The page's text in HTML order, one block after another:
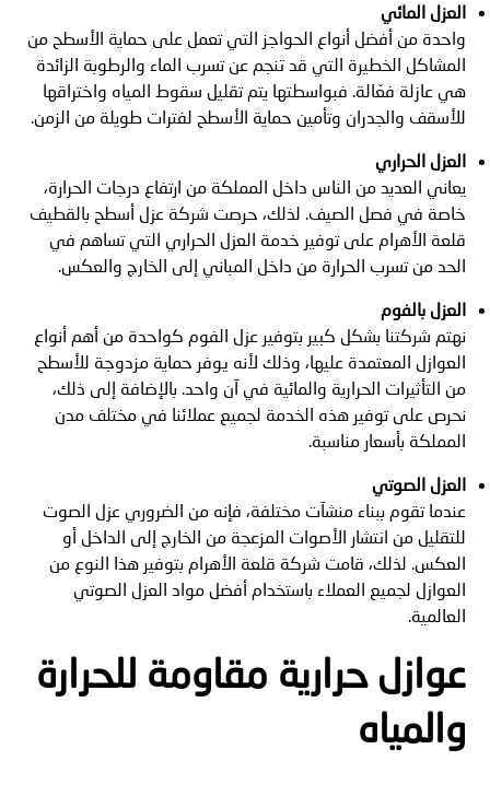
العزل المائي
واحدة من أفضل أنواع الحواجز التي تعمل على حماية الأسطح من
المشاكل الخطيرة التي قد تنجم عن تسرب الماء والرطوبة الزائدة
هي عازلة فعّالة. فبواسطتها يتم تقليل سقوط المياه واختراقها
للأسقف والجدران وتأمين حماية الأسطح لفترات طويلة من الزمن.
العزل الحراري
يعاني العديد من الناس داخل المملكة من ارتفاع درجات الحرارة،
خاصة في فصل الصيف. لذلك، حرصت شركة عزل أسطح بالقطيف
قلعة الأهرام على توفير خدمة العزل الحراري التي تساهم في
الحد من تسرب الحرارة من داخل المباني إلى الخارج والعكس.
العزل بالفوم
نهتم شركتنا بشكل كبير بتوفير عزل الفوم كواحدة من أهم أنواع
العوازل المعتمدة عليها، وذلك لأنه يوفر حماية مزدوجة للأسطح
من التأثيرات الحرارية والمائية في آن واحد. بالإضافة إلى ذلك،
نحرص على توفير هذه الخدمة لجميع عملائنا في مختلف مدن
المملكة بأسعار مناسبة.
العزل الصوتي
عندما تقوم ببناء منشآت مختلفة، فإنه من الضروري عزل الصوت
للتقليل من انتشار الأصوات المزعجة من الخارج إلى الداخل أو
العكس. لذلك، قامت شركة قلعة الأهرام بتوفير هذا النوع من
العوازل لجميع العملاء باستخدام أفضل مواد العزل الصوتي
العالمية.
عوازل حرارية مقاومة للحرارة
والمياه